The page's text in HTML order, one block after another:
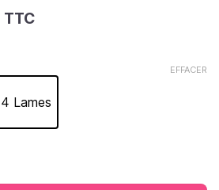
TTC
4 Lames
EFFACER
Macintosh